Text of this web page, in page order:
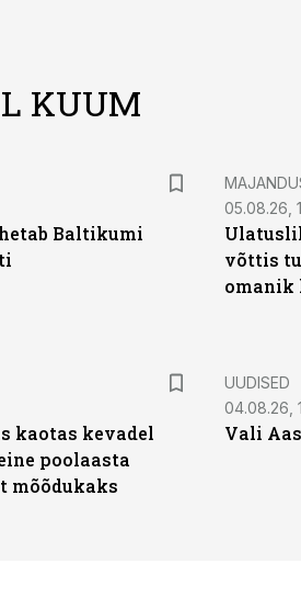
KUUM
Baltikumi
05.08.26,
võttis
omanik
kaotas kevadel
poolaasta
mõõdukaks
UUDISED
04.08.26,
Vali